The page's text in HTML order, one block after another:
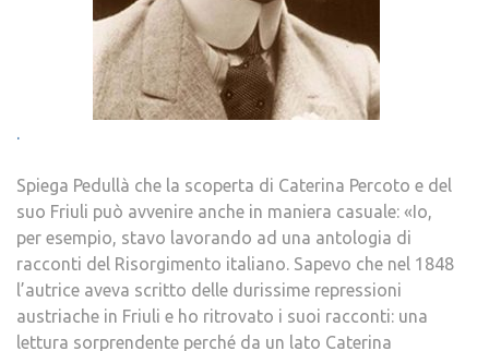
.
Spiega Pedullà che la scoperta di Caterina Percoto e del
suo Friuli può avvenire anche in maniera casuale: «Io,
per esempio, stavo lavorando ad una antologia di
racconti del Risorgimento italiano. Sapevo che nel 1848
l’autrice aveva scritto delle durissime repressioni
austriache in Friuli e ho ritrovato i suoi racconti: una
lettura sorprendente perché da un lato Caterina